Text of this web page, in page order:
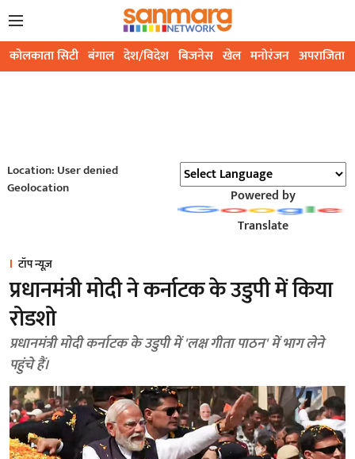
कोलकाता सिटी बंगाल देश/विदेश बिजनेस खेल मनोरंजन अपराजिता
Location: User denied
Geolocation
Powered by
Translate
टॉप न्यूज़
प्रधानमंत्री मोदी ने कर्नाटक के उडुपी में किया
रोडशो
प्रधानमंत्री मोदी कर्नाटक के उडुपी में 'लक्ष गीता पाठन' में भाग लेने
पहुंचे हैं।